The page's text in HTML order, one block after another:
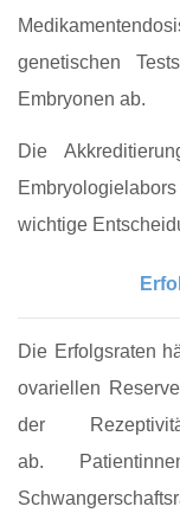
genetischen
Embryonen ab.
Die
wichtige
Die Erfolgsraten
ovariellen
der
ab.